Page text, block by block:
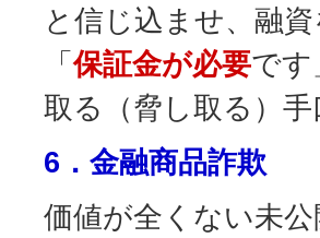
と信じ込ませ、融
「保証金が必要です
取る（脅し取る）手
6．金融商品詐欺
価値が全くない未